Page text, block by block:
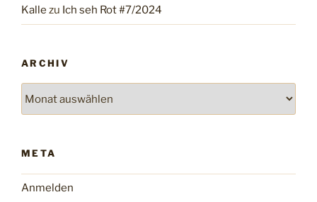
Kalle zu Ich seh Rot #7/2024
ARCHIV
META
Anmelden